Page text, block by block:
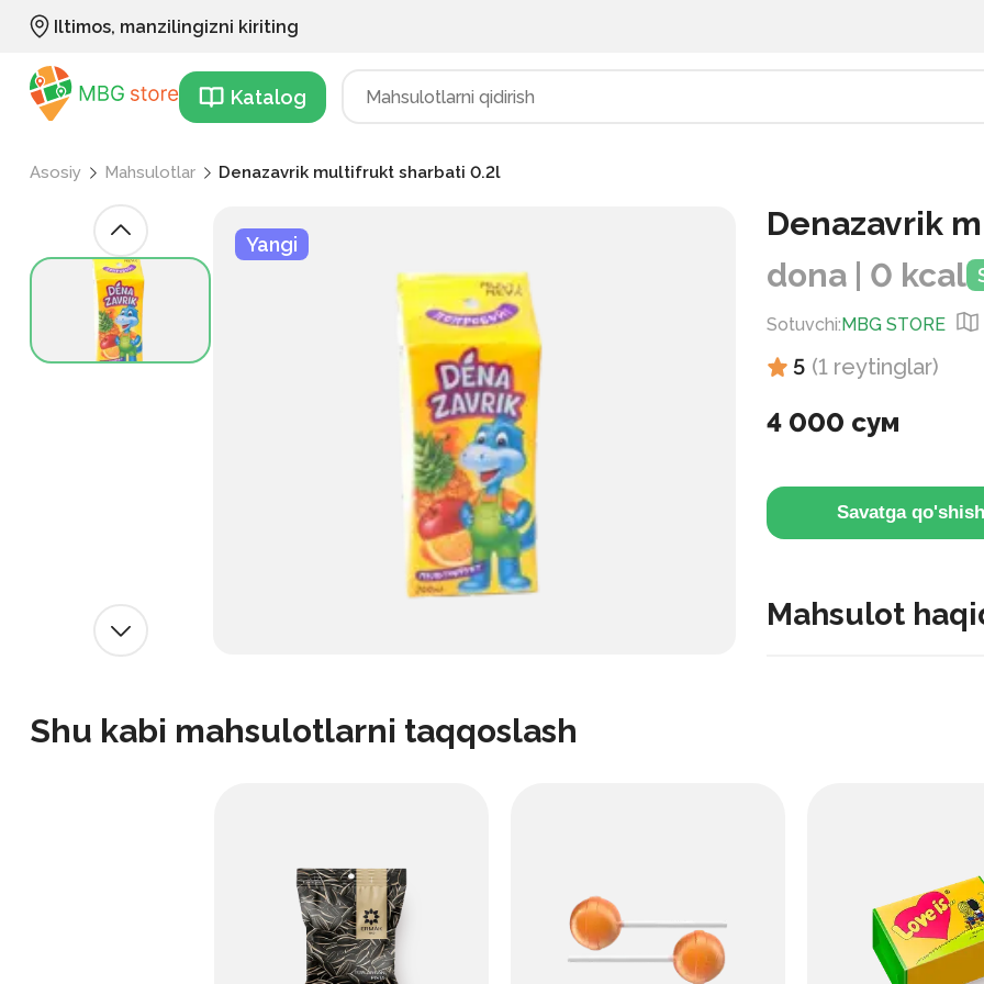
Iltimos, manzilingizni kiriting
Katalog
Asosiy Mahsulotlar Denazavrik multifrukt sharbati 0.2l
Yangi
Denazavrik
dona | 0 kcal
Sotuvchi:MBG STORE
5 (1 reytinglar)
4 000 сум
Savatga qo'shish
Mahsulot
Shu kabi mahsulotlarni taqqoslash